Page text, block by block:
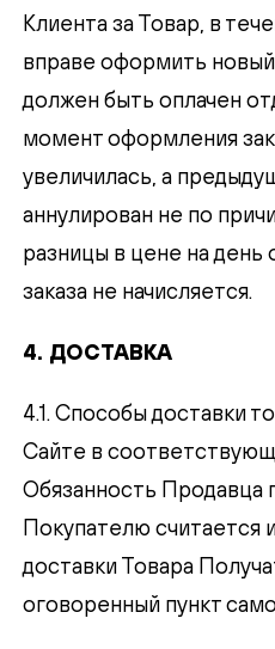
Клиента за Товар, в
вправе оформить
должен быть оплачен
момент оформления
увеличилась, а
аннулирован не по
разницы в цене на
заказа не начисляется.
4. ДОСТАВКА
4.1. Способы доставки
Сайте в
Обязанность Продавца
Покупателю считается
доставки Товара
оговоренный пункт
EMAIL